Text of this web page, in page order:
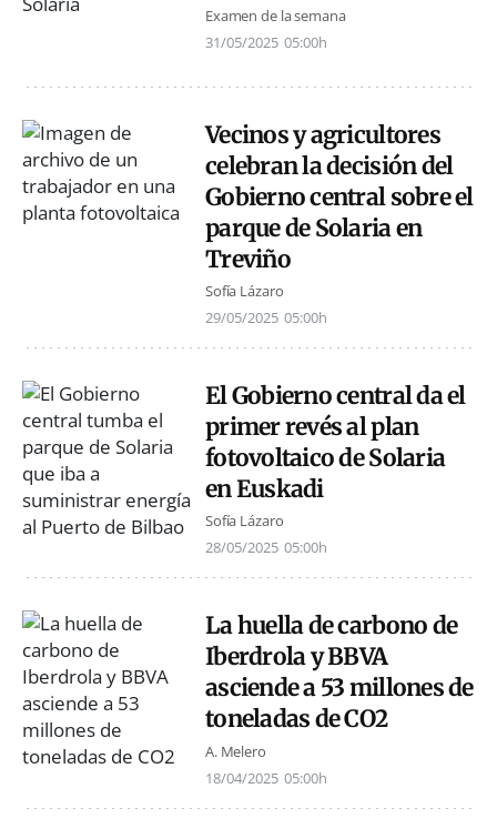
Examen de la semana
31/05/2025 05:00h
Vecinos y agricultores
celebran la decisión del
Gobierno central sobre el
parque de Solaria en
Treviño
Sofía Lázaro
29/05/2025 05:00h
El Gobierno central da el
primer revés al plan
fotovoltaico de Solaria
en Euskadi
Sofía Lázaro
28/05/2025 05:00h
La huella de carbono de
Iberdrola y BBVA
asciende a 53 millones de
toneladas de CO2
A. Melero
18/04/2025 05:00h